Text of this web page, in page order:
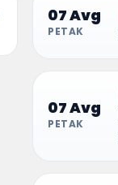
07 Avg
PETAK
07 Avg
PETAK